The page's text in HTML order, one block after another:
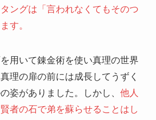
ングは「言われなくてもそのつ
す。
用いて錬金術を使い真理の世界
理の扉の前には成長してうずく
姿がありました。しかし、 他人
者の石で弟を蘇らせることはし